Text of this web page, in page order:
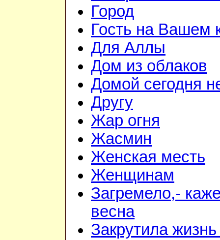
Город
Гость на Вашем
Для Аллы
Дом из облаков
Домой сегодня
Другу
Жар огня
Жасмин
Женская месть
Женщинам
Загремело,-
весна
Закрутила жизнь